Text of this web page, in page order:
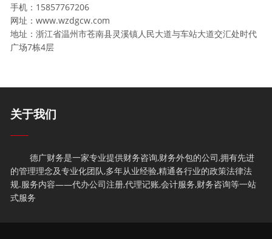
手机：15857767206
网址：www.wzdgcw.com
地址：浙江省温州市苍南县灵溪镇人民大道与车站大道交汇处时代
广场7栋4层
关于我们
德广财务是一家专业提供财务咨询,财务外包的公司,拥有先进
的管理理念及专业化团队,多年从业经验,精通各行业的政策法律法
规.服务内容——代办公司注册,代理记账,会计服务,财务咨询等一站
式服务